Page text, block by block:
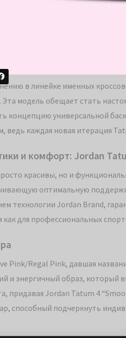
в линейке именных
Эта модель обещает стать
концепцию универсальной
ведь каждая новая итерация
и комфорт: Jordan
красивы, но и
оптимальную
технологии Jordan Brand,
для профессиональных
Pink/Regal Pink, давшая
и энергичный образ, который
придавая Jordan Tatum 4
способный подчеркнуть